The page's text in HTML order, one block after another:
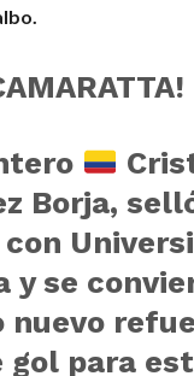
Borja,
y se
nuevo